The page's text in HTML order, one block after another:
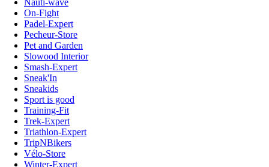
Nauti-wave
On-Fight
Padel-Expert
Pecheur-Store
Pet and Garden
Slowood Interior
Smash-Expert
Sneak'In
Sneakids
Sport is good
Training-Fit
Trek-Expert
Triathlon-Expert
TripNBikers
Vélo-Store
Winter-Expert